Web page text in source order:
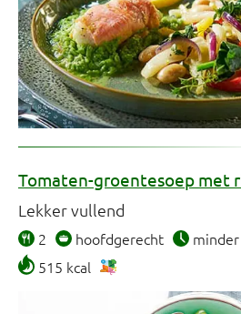
Tomaten-groentesoep met
Lekker vullend
2 hoofdgerecht
515 kcal